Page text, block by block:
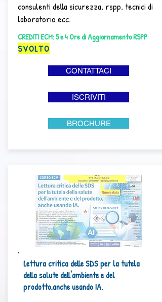
consulenti della sicurezza, rspp, tecnici di
laboratorio ecc.
CREDITI ECM: 5 e 4 Ore di Aggiornamento RSPP
SVOLTO
CONTATTACI
ISCRIVITI
BROCHURE
Lettura critica delle SDS per la tutela
della salute dell'ambiente e del
prodotto,anche usando IA.